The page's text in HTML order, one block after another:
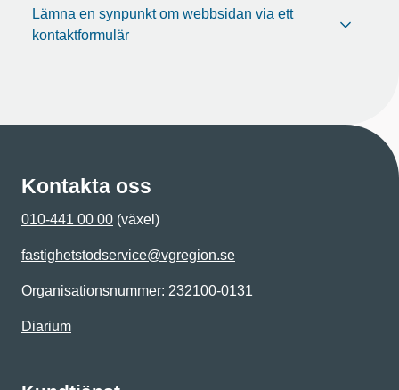
Lämna en synpunkt om webbsidan via ett
kontaktformulär
Kontakta oss
010-441 00 00 (växel)
fastighetstodservice@vgregion.se
Organisationsnummer: 232100-0131
Diarium